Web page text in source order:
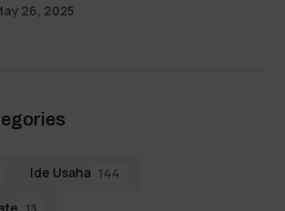
26, 2025
Ide Usaha 144